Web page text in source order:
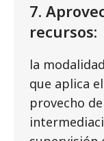
7.
recursos:
la
que aplica
provecho